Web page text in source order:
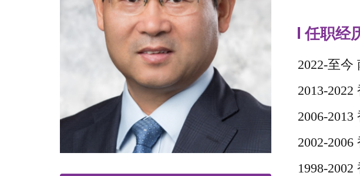
任职经
2022-至今
2013-2022
2006-2013
2002-2006
1998-2002